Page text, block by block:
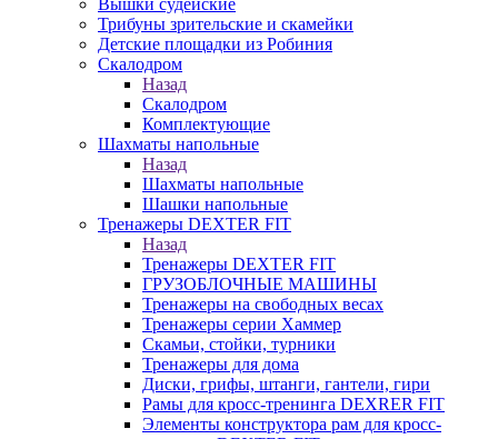
Вышки судейские
Трибуны зрительские и скамейки
Детские площадки из Робиния
Скалодром
Назад
Скалодром
Комплектующие
Шахматы напольные
Назад
Шахматы напольные
Шашки напольные
Тренажеры DEXTER FIT
Назад
Тренажеры DEXTER FIT
ГРУЗОБЛОЧНЫЕ МАШИНЫ
Тренажеры на свободных весах
Тренажеры серии Хаммер
Скамьи, стойки, турники
Тренажеры для дома
Диски, грифы, штанги, гантели, гири
Рамы для кросс-тренинга DEXRER FIT
Элементы конструктора рам для кросс-